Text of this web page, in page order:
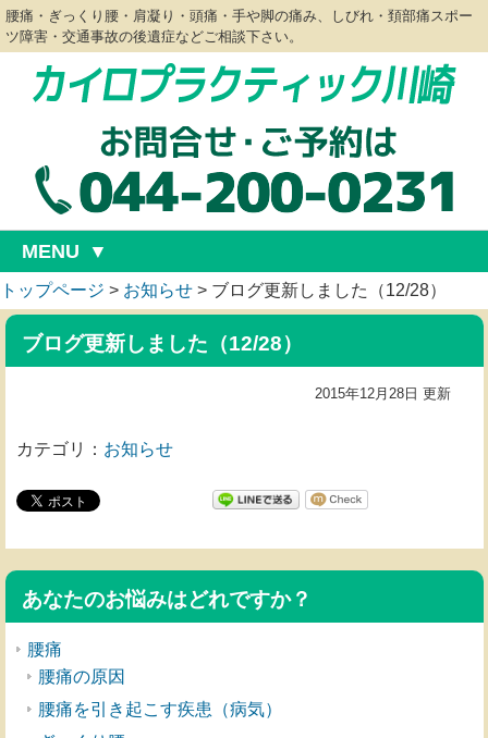
腰痛・ぎっくり腰・肩凝り・頭痛・手や脚の痛み、しびれ・頚部痛スポー
ツ障害・交通事故の後遺症などご相談下さい。
MENU
トップページ > お知らせ > ブログ更新しました（12/28）
ブログ更新しました（12/28）
2015年12月28日 更新
カテゴリ： お知らせ
あなたのお悩みはどれですか？
腰痛
腰痛の原因
腰痛を引き起こす疾患（病気）